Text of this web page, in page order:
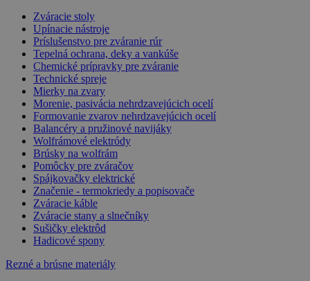
Zváracie stoly
Upínacie nástroje
Príslušenstvo pre zváranie rúr
Tepelná ochrana, deky a vankúše
Chemické prípravky pre zváranie
Technické spreje
Mierky na zvary
Morenie, pasivácia nehrdzavejúcich ocelí
Formovanie zvarov nehrdzavejúcich ocelí
Balancéry a pružinové navijáky
Wolfrámové elektródy
Brúsky na wolfrám
Pomôcky pre zváračov
Spájkovačky elektrické
Značenie - termokriedy a popisovače
Zváracie káble
Zváracie stany a slnečníky
Sušičky elektrôd
Hadicové spony
Rezné a brúsne materiály